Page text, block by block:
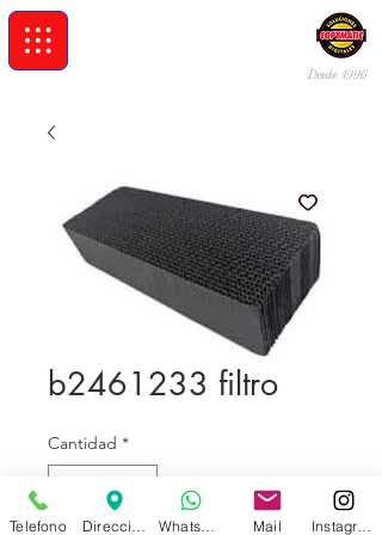
Desde 1996
b2461233 filtro
Cantidad *
Telefono Mail